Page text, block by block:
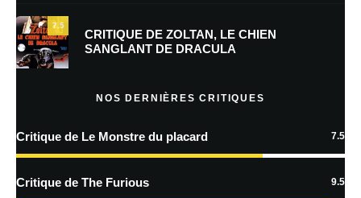
Prévenez-moi de tous les nouveaux commentaires par e-mail.
Prévenez-moi de tous les nouveaux articles par e-mail.
En savoir
traitées
7.5
CRITIQUE DE ZOLTAN, LE CHIEN
SANGLANT DE DRACULA
NOS DERNIÈRES CRITIQUES
Critique de Le Monstre du placard 7.5
Critique de The Furious 9.5